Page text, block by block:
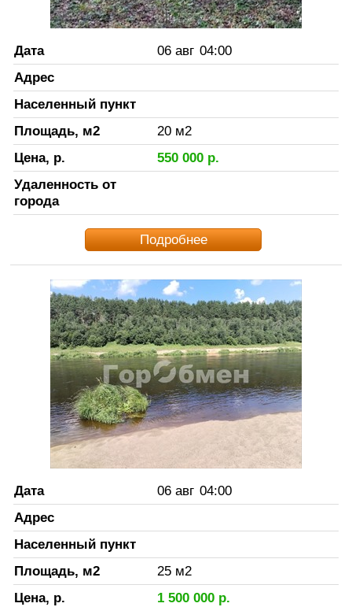
Дата 06 авг 04:00
Адрес
Населенный пункт
Площадь, м2
20 м2
Цена, р.
550 000р.
Удаленность от
города
Подробнее
Дата 06 авг 04:00
Адрес
Населенный пункт
Площадь, м2
25 м2
Цена, р.
1 500 000р.